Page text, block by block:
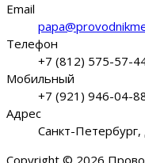
Email
Телефон
+7 (812) 575-57-
Мобильный
+7 (921) 946-04-
Адрес
Санкт-